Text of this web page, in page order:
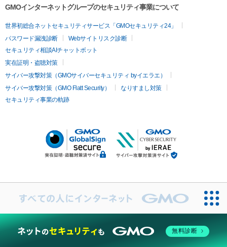
GMOインターネットグループのセキュリティ事業について
世界初総合ネットセキュリティサービス「GMOセキュリティ24」
パスワード漏洩診断
Webサイトリスク診断
セキュリティ相談AIチャットボット
実在証明・盗聴対策
サイバー攻撃対策（GMOサイバーセキュリティ byイエラエ）
サイバー攻撃対策（GMO Flatt Security）
なりすまし対策
セキュリティ事業の軌跡
無料診断